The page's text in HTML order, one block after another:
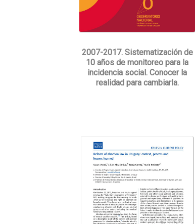
2007-2017. Sistematización de
10 años de monitoreo para la
incidencia social. Conocer la
realidad para cambiarla.